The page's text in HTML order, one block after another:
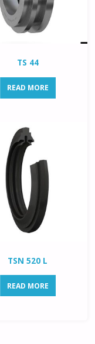
TS 44
READ MORE
TSN 520 L
READ MORE